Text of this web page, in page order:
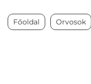
Főoldal Orvosok